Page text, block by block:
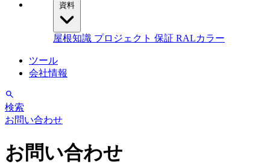
資料
屋根知識 プロジェクト 保証 RALカラー
ツール
会社情報
検索
お問い合わせ
お問い合わせ